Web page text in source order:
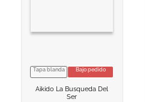
VER INFORMACION
AGREGAR AL
Tapa blanda Bajo pedido
Aikido La Busqueda Del
Ser